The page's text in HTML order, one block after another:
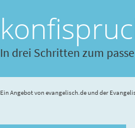
In drei Schritten zum
Ein Angebot von evangelisch.de und der